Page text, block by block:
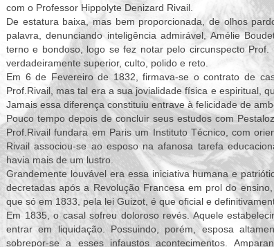
com o Professor Hippolyte Denizard Rivail.
De estatura baixa, mas bem proporcionada, de olhos
palavra, denunciando inteligência admirável, Amélie
terno e bondoso, logo se fez notar pelo circunspecto
verdadeiramente superior, culto, polido e reto.
Em 6 de Fevereiro de 1832, firmava-se o contrato de
Prof.Rivail, mas tal era a sua jovialidade física e espiritual,
Jamais essa diferença constituiu entrave à felicidade de
Pouco tempo depois de concluir seus estudos com
Prof.Rivail fundara em Paris um Instituto Técnico, com
Rivail associou-se ao esposo na afanosa tarefa
havia mais de um lustro.
Grandemente louvável era essa iniciativa humana e
decretadas após a Revolução Francesa em prol do
que só em 1833, pela lei Guizot, é que oficial e
Em 1835, o casal sofreu doloroso revés. Aquele
entrar em liquidação. Possuindo, porém, esposa
sobrepor-se a esses infaustos acontecimentos.